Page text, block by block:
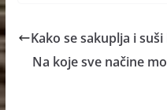
Kako se sakuplja i
Na koje sve načine